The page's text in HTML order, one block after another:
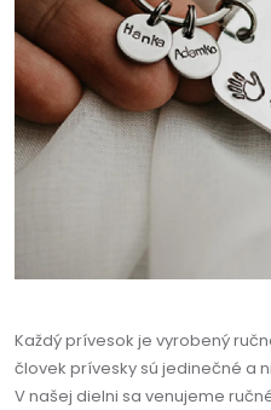
Každý prívesok je vyrobený
človek prívesky sú jedinečné a
V našej dielni sa venujeme